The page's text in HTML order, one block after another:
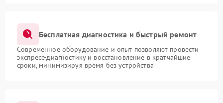
Бесплатная диагностика и быстрый ремонт
Современное оборудование и опыт позволяют провести
экспресс-диагностику и восстановление в кратчайшие
сроки, минимизируя время без устройства